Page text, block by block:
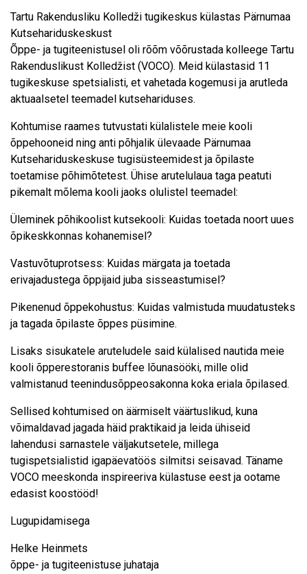
Tartu Rakendusliku Kolledži tugikeskus külastas Pärnumaa
Kutsehariduskeskust
Õppe- ja tugiteenistusel oli rõõm võõrustada kolleege Tartu
Rakenduslikust Kolledžist (VOCO). Meid külastasid 11
tugikeskuse spetsialisti, et vahetada kogemusi ja arutleda
aktuaalsetel teemadel kutsehariduses.
Kohtumise raames tutvustati külalistele meie kooli
õppehooneid ning anti põhjalik ülevaade Pärnumaa
Kutsehariduskeskuse tugisüsteemidest ja õpilaste
toetamise põhimõtetest. Ühise arutelulaua taga peatuti
pikemalt mõlema kooli jaoks olulistel teemadel:
Üleminek põhikoolist kutsekooli: Kuidas toetada noort uues
õpikeskkonnas kohanemisel?
Vastuvõtuprotsess: Kuidas märgata ja toetada
erivajadustega õppijaid juba sisseastumisel?
Pikenenud õppekohustus: Kuidas valmistuda muudatusteks
ja tagada õpilaste õppes püsimine.
Lisaks sisukatele aruteludele said külalised nautida meie
kooli õpperestoranis buffee lõunasööki, mille olid
valmistanud teenindusõppeosakonna koka eriala õpilased.
Sellised kohtumised on äärmiselt väärtuslikud, kuna
võimaldavad jagada häid praktikaid ja leida ühiseid
lahendusi sarnastele väljakutsetele, millega
tugispetsialistid igapäevatöös silmitsi seisavad. Täname
VOCO meeskonda inspireeriva külastuse eest ja ootame
edasist koostööd!
Lugupidamisega
Helke Heinmets
õppe- ja tugiteenistuse juhataja